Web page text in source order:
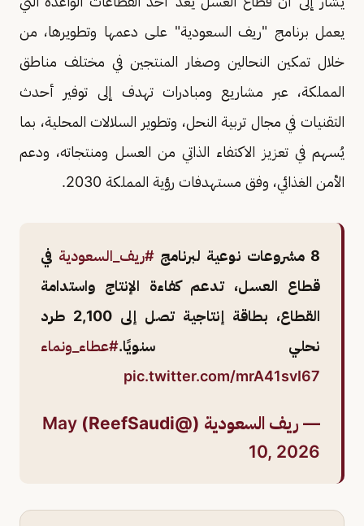
يعمل برنامج "ريف السعودية" على دعمها وتطويرها، من
خلال تمكين النحالين وصغار المنتجين في مختلف مناطق
المملكة، عبر مشاريع ومبادرات تهدف إلى توفير أحدث
التقنيات في مجال تربية النحل، وتطوير السلالات المحلية، بما
يُسهم في تعزيز الاكتفاء الذاتي من العسل ومنتجاته، ودعم
الأمن الغذائي، وفق مستهدفات رؤية المملكة 2030.
8 مشروعات نوعية لبرنامج #ريف_السعودية في
قطاع العسل، تدعم كفاءة الإنتاج واستدامة
القطاع، بطاقة إنتاجية تصل إلى 2,100 طرد
نحلي سنويًا.#عطاء_ونماء
pic.twitter.com/mrA41svI67
— ريف السعودية (@ReefSaudi)
May
10, 2026